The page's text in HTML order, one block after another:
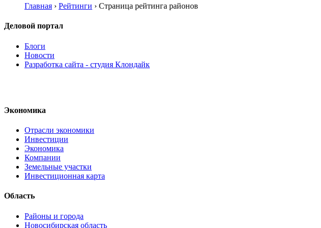
Главная › Рейтинги › Страница рейтинга районов
Деловой портал
Блоги
Новости
Разработка сайта - студия Клондайк
Экономика
Отрасли экономики
Инвестиции
Экономика
Компании
Земельные участки
Инвестиционная карта
Область
Районы и города
Новосибирская область